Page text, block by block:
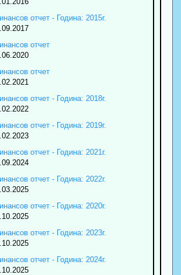
отчет - Година: 2015г.
отчет
отчет
отчет - Година: 2018г.
отчет - Година: 2019г.
отчет - Година: 2021г.
отчет - Година: 2022г.
отчет - Година: 2020г.
отчет - Година: 2023г.
отчет - Година: 2024г.